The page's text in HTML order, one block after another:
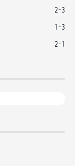
2-3
1-3
2-1